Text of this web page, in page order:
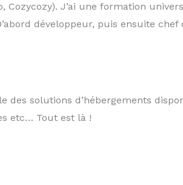
Cozycozy). J’ai une formation
développeur, puis ensuite chef
des solutions d’hébergements
etc… Tout est là !